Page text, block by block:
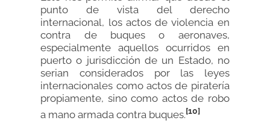
punto de vista del derecho
internacional, los actos de violencia en
contra de buques o aeronaves,
especialmente aquellos ocurridos en
puerto o jurisdicción de un Estado, no
serian considerados por las leyes
internacionales como actos de piratería
propiamente, sino como actos de robo
a mano armada contra buques.[10]